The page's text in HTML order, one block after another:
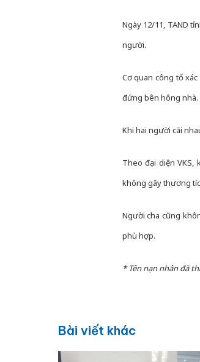
Ngày 12/11, TAND
người.
Cơ quan công tố
đứng bên hông nhà.
Khi hai người cãi
Theo đại diện VKS,
không gây thương
Người cha cũng
phù hợp.
* Tên nạn nhân đã
Bài viết khác